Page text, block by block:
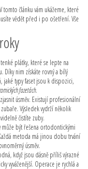
tomto článku vám ukážeme, které
vědět před i po ošetření. Vše
plátky, které se lepte na
Díky nim získáte rovný a bílý
jaké typy faset jsou k dispozici,
fazetách.
úsměv. Existují profesionální
Výsledek vydrží několik
čistíte zuby.
být řešena ortodontickými
metoda má jinou dobu trvání
úsměv.
když jsou dásně příliš výrazné
vyváženější. Operace je rychlá a